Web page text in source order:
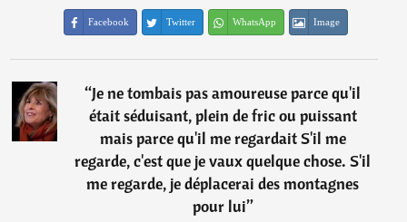
Facebook Twitter WhatsApp Image
“Je ne tombais pas amoureuse parce qu'il
était séduisant, plein de fric ou puissant
mais parce qu'il me regardait S'il me
regarde, c'est que je vaux quelque chose. S'il
me regarde, je déplacerai des montagnes
pour lui”